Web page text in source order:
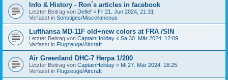
Info & History - Ron´s articles in facebook
Letzter Beitrag von Detlef « Fr 21. Jun 2024, 21:31
Verfasst in Sonstiges/Miscellaneous
Lufthansa MD-11F old+new colors at FRA /SIN
Letzter Beitrag von CaptainHoliday « Sa 30. Mär 2024, 12:09
Verfasst in Flugzeuge/Aircraft
Air Greenland DHC-7 Herpa 1/200
Letzter Beitrag von CaptainHoliday « Mi 27. Mär 2024, 18:25
Verfasst in Flugzeuge/Aircraft